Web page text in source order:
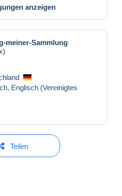
anzeigen
meiner-Sammlung
Englisch (Vereinigtes
Teilen